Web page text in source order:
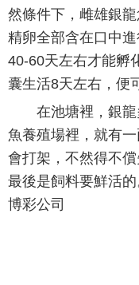
然條件下，雌雄銀
精卵全部含在口中
40-60天左右才能孵
囊生活8天左右，便
在池塘裡，銀
魚養殖場裡，就有
會打架，不然得不
最後是飼料要鮮活的
博彩公司